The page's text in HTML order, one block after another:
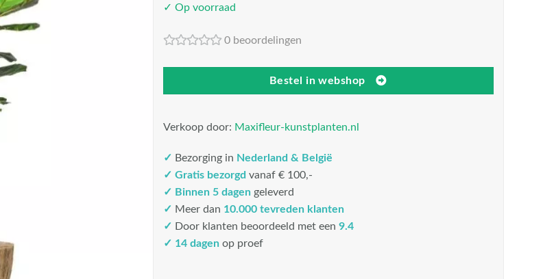
✓ Op voorraad
0 beoordelingen
Bestel in webshop
Verkoop door: Maxifleur-kunstplanten.nl
✓ Bezorging in Nederland & België
✓ Gratis bezorgd vanaf € 100,-
✓ Binnen 5 dagengeleverd
✓ Meer dan 10.000 tevreden klanten
✓ Door klanten beoordeeld met een 9.4
✓ 14 dagenop proef